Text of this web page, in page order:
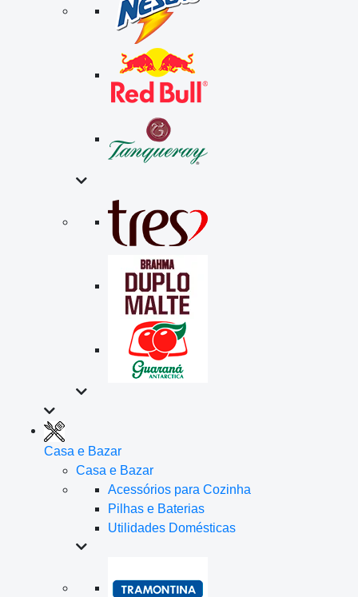
Casa e Bazar
Casa e Bazar
Acessórios para Cozinha
Pilhas e Baterias
Utilidades Domésticas